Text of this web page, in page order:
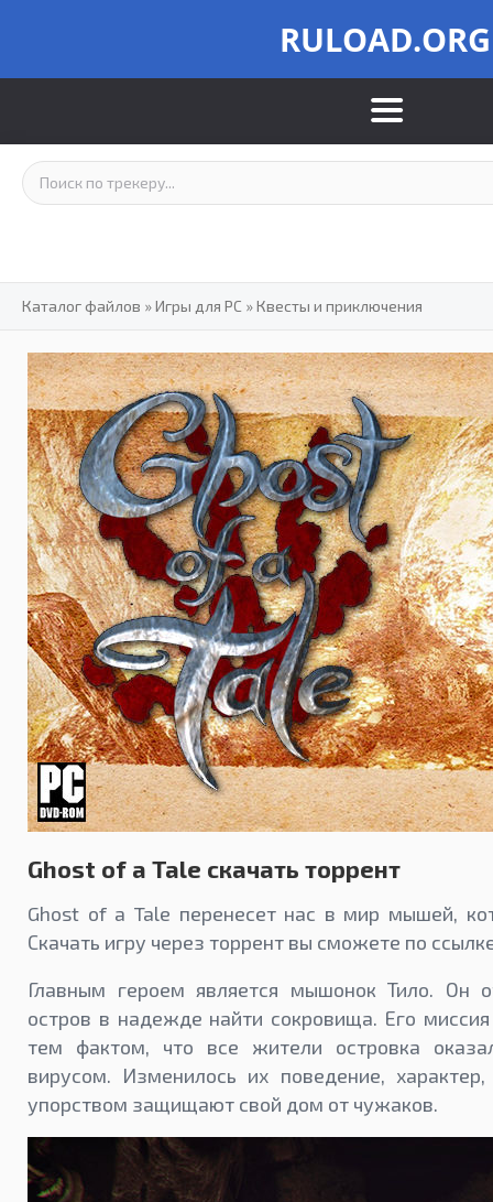
RULOAD.ORG
Каталог файлов »Игры для PC »Квесты и приключения
Ghost of a Tale скачать торрент
Ghost of a Tale перенесет нас в мир мышей,
Скачать игру через торрент вы сможете по
Главным героем является мышонок Тило. Он
остров в надежде найти сокровища. Его
тем фактом, что все жители островка
вирусом. Изменилось их поведение,
упорством защищают свой дом от чужаков.